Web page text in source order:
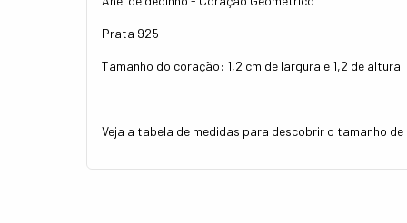
Prata 925
Tamanho do coração: 1,2 cm de largura e 1,2 de altura
Veja a tabela de medidas para descobrir o tamanho